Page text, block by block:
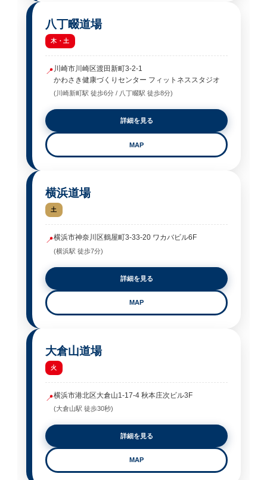
八丁畷道場
木・土
📍川崎市川崎区渡田新町3-2-1
かわさき健康づくりセンター フィットネススタジオ
(川崎新町駅 徒歩6分 / 八丁畷駅 徒歩8分)
詳細を見る
MAP
横浜道場
土
📍横浜市神奈川区鶴屋町3-33-20 ワカバビル6F
(横浜駅 徒歩7分)
詳細を見る
MAP
大倉山道場
火
📍横浜市港北区大倉山1-17-4 秋本庄次ビル3F
(大倉山駅 徒歩30秒)
詳細を見る
MAP